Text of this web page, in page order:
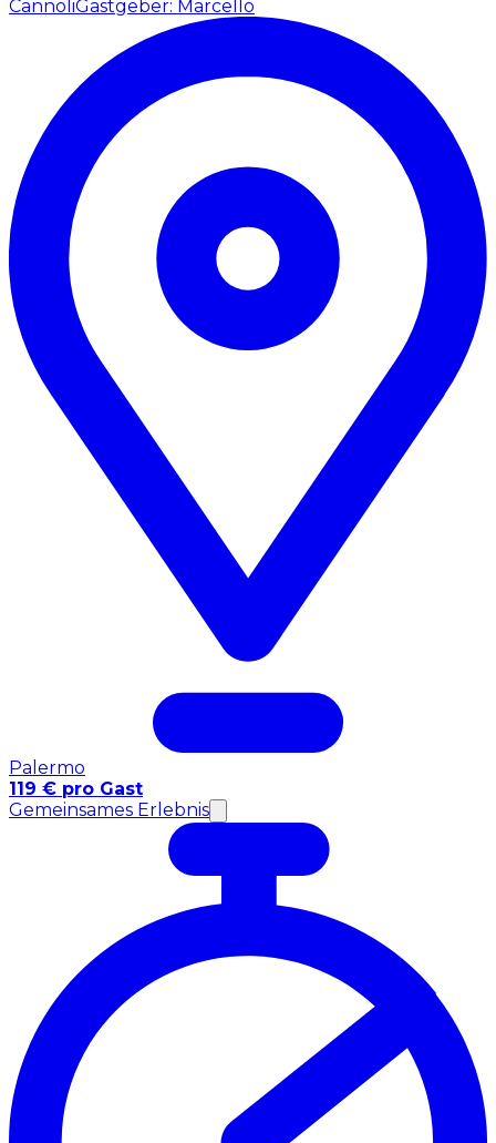
CannoliGastgeber: Marcello
Palermo
119 € pro Gast
Gemeinsames Erlebnis